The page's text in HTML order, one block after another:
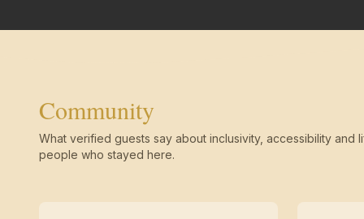
Community
What verified guests say about inclusivity, accessibility and
people who stayed here.